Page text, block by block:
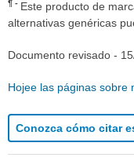
¶
Este producto de
alternativas genéricas
Documento revisado -
Hojee las páginas sobre
Conozca cómo citar